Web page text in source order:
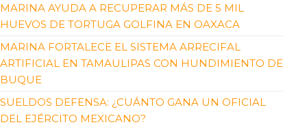
MARINA AYUDA A RECUPERAR MÁS DE 5 MIL
HUEVOS DE TORTUGA GOLFINA EN OAXACA
MARINA FORTALECE EL SISTEMA ARRECIFAL
ARTIFICIAL EN TAMAULIPAS CON HUNDIMIENTO DE
BUQUE
SUELDOS DEFENSA: ¿CUÁNTO GANA UN OFICIAL
DEL EJÉRCITO MEXICANO?